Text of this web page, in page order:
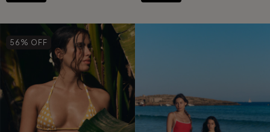
56 % OFF